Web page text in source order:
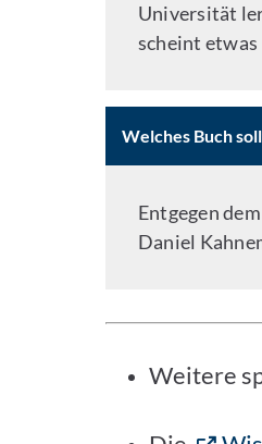
Universität
scheint
Welches Buch
Entgegen
Daniel
Weitere